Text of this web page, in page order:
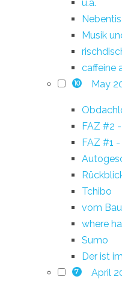
u.a.
Musik
caffeine
10 May
FAZ #2
FAZ #1
Tchibo
vom
where
Sumo
Der ist
7 April